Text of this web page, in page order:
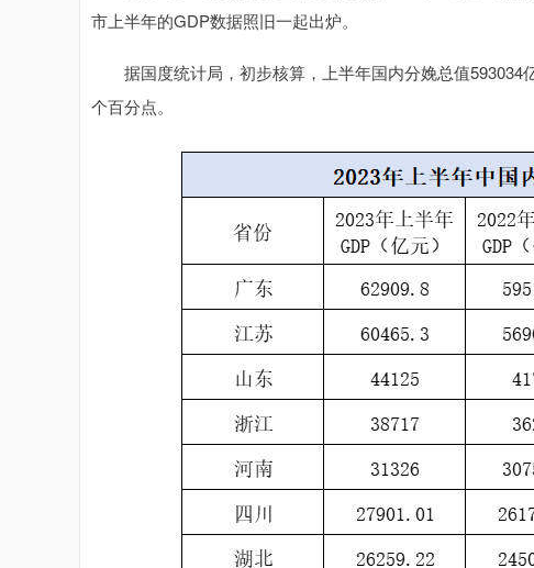
市上半年的GDP数据照旧一起出炉。
据国度统计局，初步核算，上半年国内分娩总值
个百分点。